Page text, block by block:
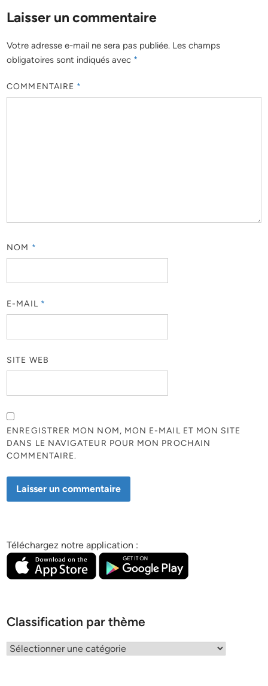
Laisser un commentaire
Votre adresse e-mail ne sera pas publiée. Les champs
obligatoires sont indiqués avec *
COMMENTAIRE *
NOM *
E-MAIL *
SITE WEB
ENREGISTRER MON NOM, MON E-MAIL ET MON SITE
DANS LE NAVIGATEUR POUR MON PROCHAIN
COMMENTAIRE.
Téléchargez notre application :
Classification par thème
Classification